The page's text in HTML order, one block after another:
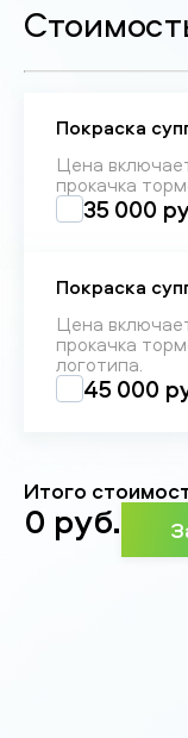
Покраска
Цена
прокачка
35 000
Покраска
Цена
прокачка
логотипа.
45 000
Итого
0 руб.